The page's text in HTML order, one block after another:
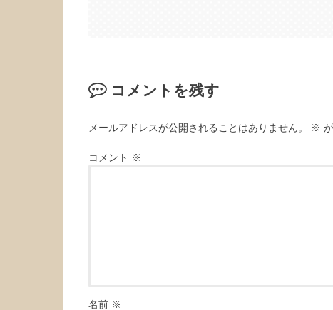
コメントを残す
メールアドレスが公開されることはありません。 ※
コメント ※
名前 ※